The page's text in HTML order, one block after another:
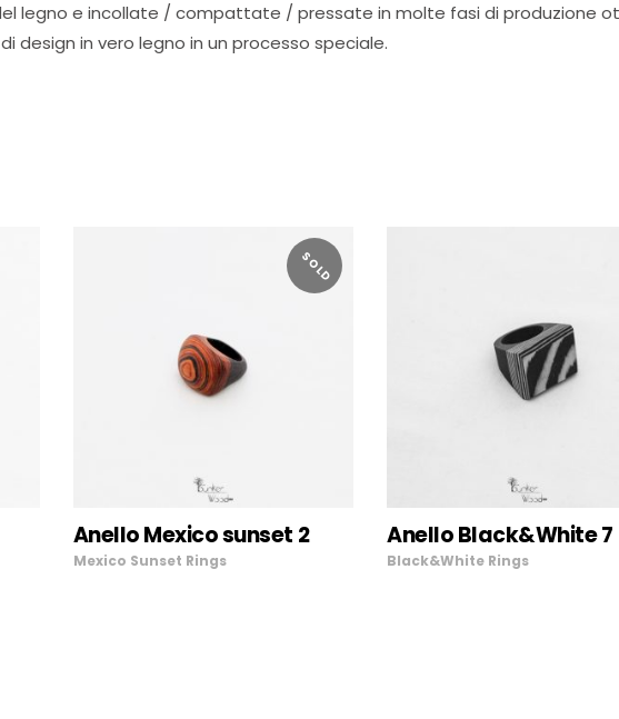
legno e incollate / compattate / pressate in molte fasi di produzione
in vero legno in un processo speciale.
SOLD
LEGGI TUTTO
Anello Mexico sunset 2
Mexico Sunset Rings
AGGIUNGI AL
CARRELLO
Anello Black&White 7
Black&White Rings